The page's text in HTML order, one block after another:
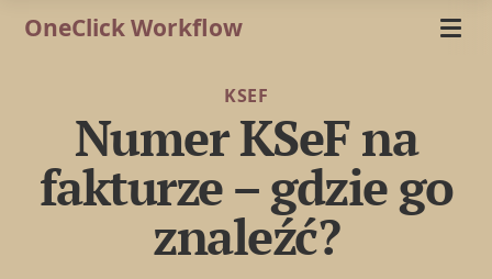
OneClick Workflow
KSEF
Numer KSeF na
fakturze – gdzie go
znaleźć?